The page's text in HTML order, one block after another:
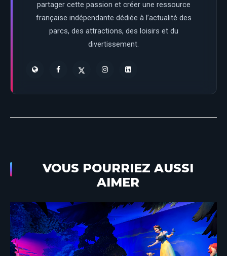
partager cette passion et créer une ressource
française indépendante dédiée à l’actualité des
parcs, des attractions, des loisirs et du
divertissement.
VOUS POURRIEZ AUSSI
AIMER